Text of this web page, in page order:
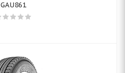
GAU861